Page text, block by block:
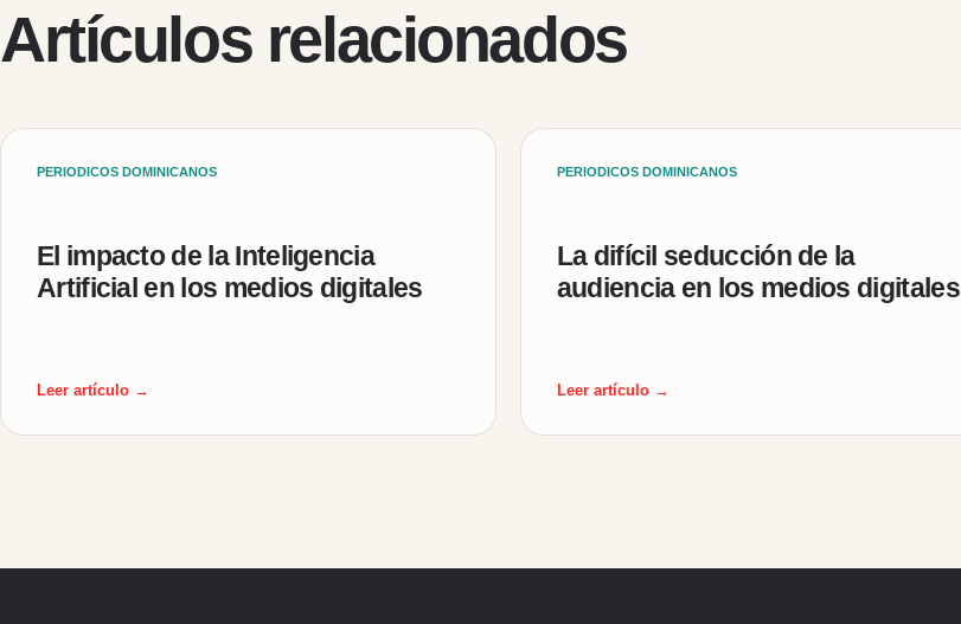
Artículos relacionados
PERIODICOS DOMINICANOS
El impacto de la Inteligencia
Artificial en los medios digitales
Leer artículo →
PERIODICOS DOMINICANOS
La difícil seducción de la
audiencia en los medios digitales
Leer artículo →